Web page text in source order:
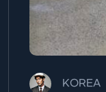
KOREA